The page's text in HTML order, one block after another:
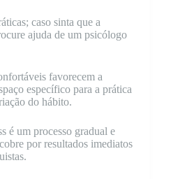
caso sinta que a
ajuda de um psicólogo
favorecem a
específico para a prática
do hábito.
é um processo gradual e
por resultados imediatos